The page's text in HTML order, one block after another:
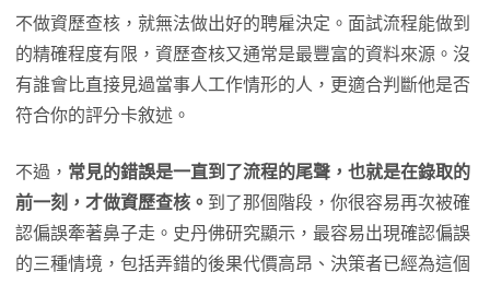
不做資歷查核，就無法做出好的聘雇決定。面試流程能做到
的精確程度有限，資歷查核又通常是最豐富的資料來源。沒
有誰會比直接見過當事人工作情形的人，更適合判斷他是否
符合你的評分卡敘述。
不過， 常見的錯誤是一直到了流程的尾聲，也就是在錄取的
前一刻，才做資歷查核。 到了那個階段，你很容易再次被確
認偏誤牽著鼻子走。史丹佛研究顯示，最容易出現確認偏誤
的三種情境，包括弄錯的後果代價高昂、決策者已經為這個